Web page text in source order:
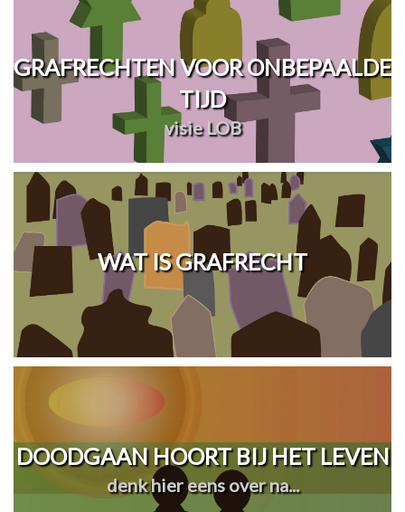
GRAFRECHTEN VOOR ONBEPAALDE
TIJD
visie LOB
WAT IS GRAFRECHT
DOODGAAN HOORT BIJ HET LEVEN
denk hier eens over na...